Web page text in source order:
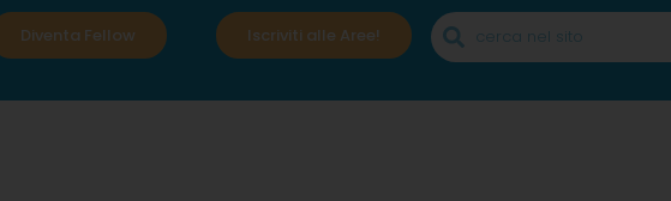
Diventa Fellow Iscriviti alle Aree!